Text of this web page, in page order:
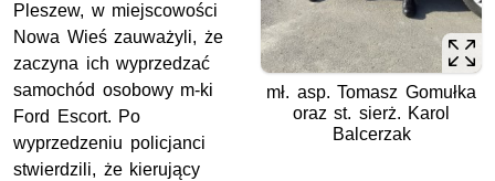
mł. asp. Tomasz Gomułka
oraz st. sierż. Karol
Balcerzak
Pleszew, w miejscowości
Nowa Wieś zauważyli, że
zaczyna ich wyprzedzać
samochód osobowy m-ki
Ford Escort. Po
wyprzedzeniu policjanci
stwierdzili, że kierujący